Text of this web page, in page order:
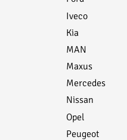
1 Schublade: 432 mm x 557 mm
Iveco
Kia
MAN
Maxus
Mercedes
Nissan
Opel
Peugeot